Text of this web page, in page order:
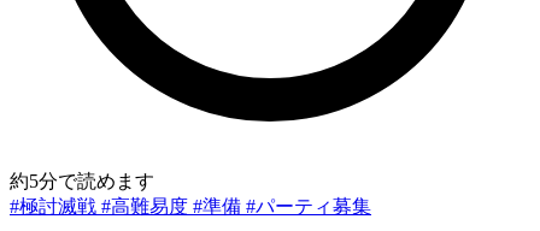
約5分で読めます
#極討滅戦 #高難易度 #準備 #パーティ募集